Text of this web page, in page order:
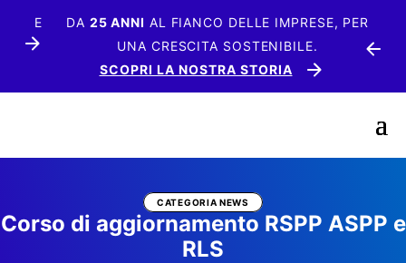
E DA 25 ANNIAL FIANCO DELLE IMPRESE, PER
UNA CRESCITA SOSTENIBILE.
SCOPRI LA NOSTRA STORIA
CATEGORIA NEWS
Corso di aggiornamento RSPP ASPP e
RLS